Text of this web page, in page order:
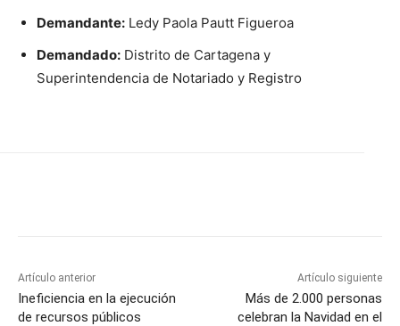
Demandante: Ledy Paola Pautt Figueroa
Demandado: Distrito de Cartagena y
Superintendencia de Notariado y Registro
Artículo anterior
Ineficiencia en la ejecución
de recursos públicos
Artículo siguiente
Más de 2.000 personas
celebran la Navidad en el